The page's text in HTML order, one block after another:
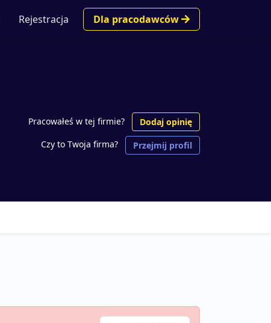
Rejestracja Dla pracodawców
Pracowałeś w tej firmie?
Dodaj opinię
Czy to Twoja firma?
Przejmij profil